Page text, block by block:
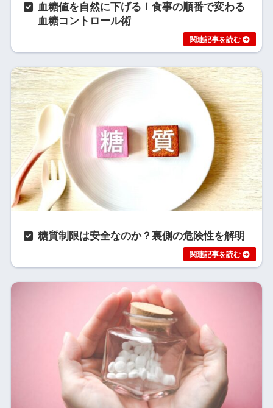
血糖値を自然に下げる！食事の順番で変わる
血糖コントロール術
糖質制限は安全なのか？裏側の危険性を解明